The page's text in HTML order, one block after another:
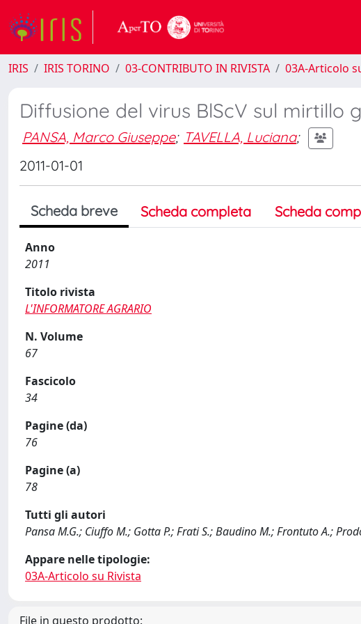
IRIS IRIS TORINO 03-CONTRIBUTO IN RIVISTA 03A-Articolo
Diffusione del virus BlScV sul mirtillo
PANSA, Marco Giuseppe; TAVELLA, Luciana;
2011-01-01
Scheda breve Scheda completa Scheda
Anno
2011
Titolo rivista
L'INFORMATORE AGRARIO
N. Volume
67
Fascicolo
34
Pagine (da)
76
Pagine (a)
78
Tutti gli autori
Pansa M.G.; Ciuffo M.; Gotta P.; Frati S.; Baudino M.; Frontuto A.;
Appare nelle tipologie:
03A-Articolo su Rivista
File in questo prodotto: